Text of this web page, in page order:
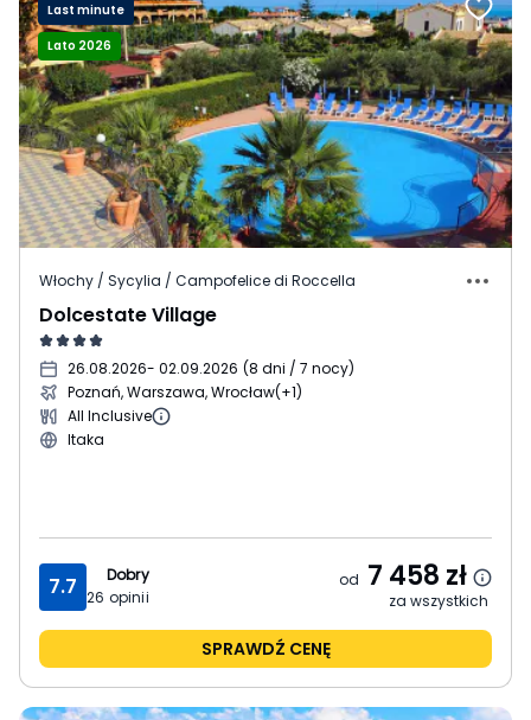
Last minute
Lato 2026
Włochy / Sycylia / Campofelice di Roccella
Dolcestate Village
26.08.2026- 02.09.2026 (8 dni / 7 nocy)
Poznań, Warszawa, Wrocław(+1)
All Inclusive
Itaka
7.7
Dobry
26 opinii
od 7 458 zł
za wszystkich
SPRAWDŹ CENĘ